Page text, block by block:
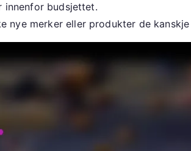
innenfor budsjettet.
nye merker eller produkter de